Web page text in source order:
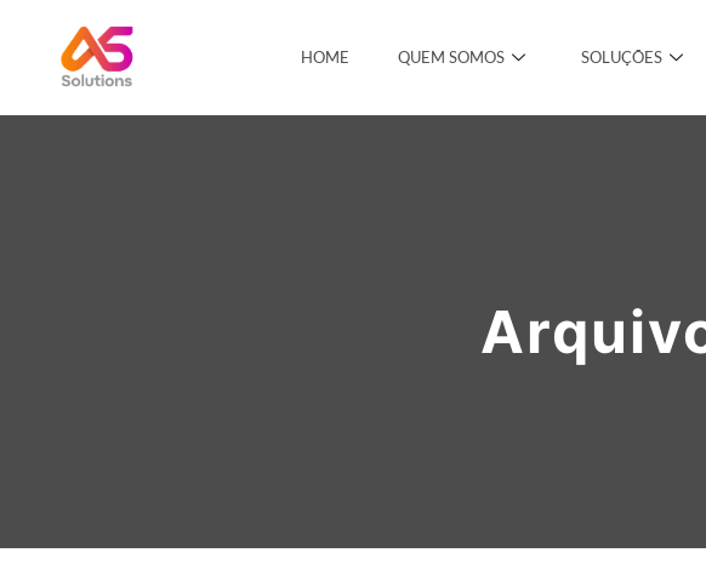
HOME QUEM SOMOS SOLUÇÕES